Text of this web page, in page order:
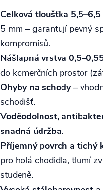
Celková tloušťka 5,5–6,5
5 mm – garantují pevný
kompromisů.
Nášlapná vrstva
do komerčních prostor
Ohyby na schody–
schodišť.
Voděodolnost,
snadná údržba.
Příjemný povrch a tichý
pro holá chodidla, tlumí
studeně.